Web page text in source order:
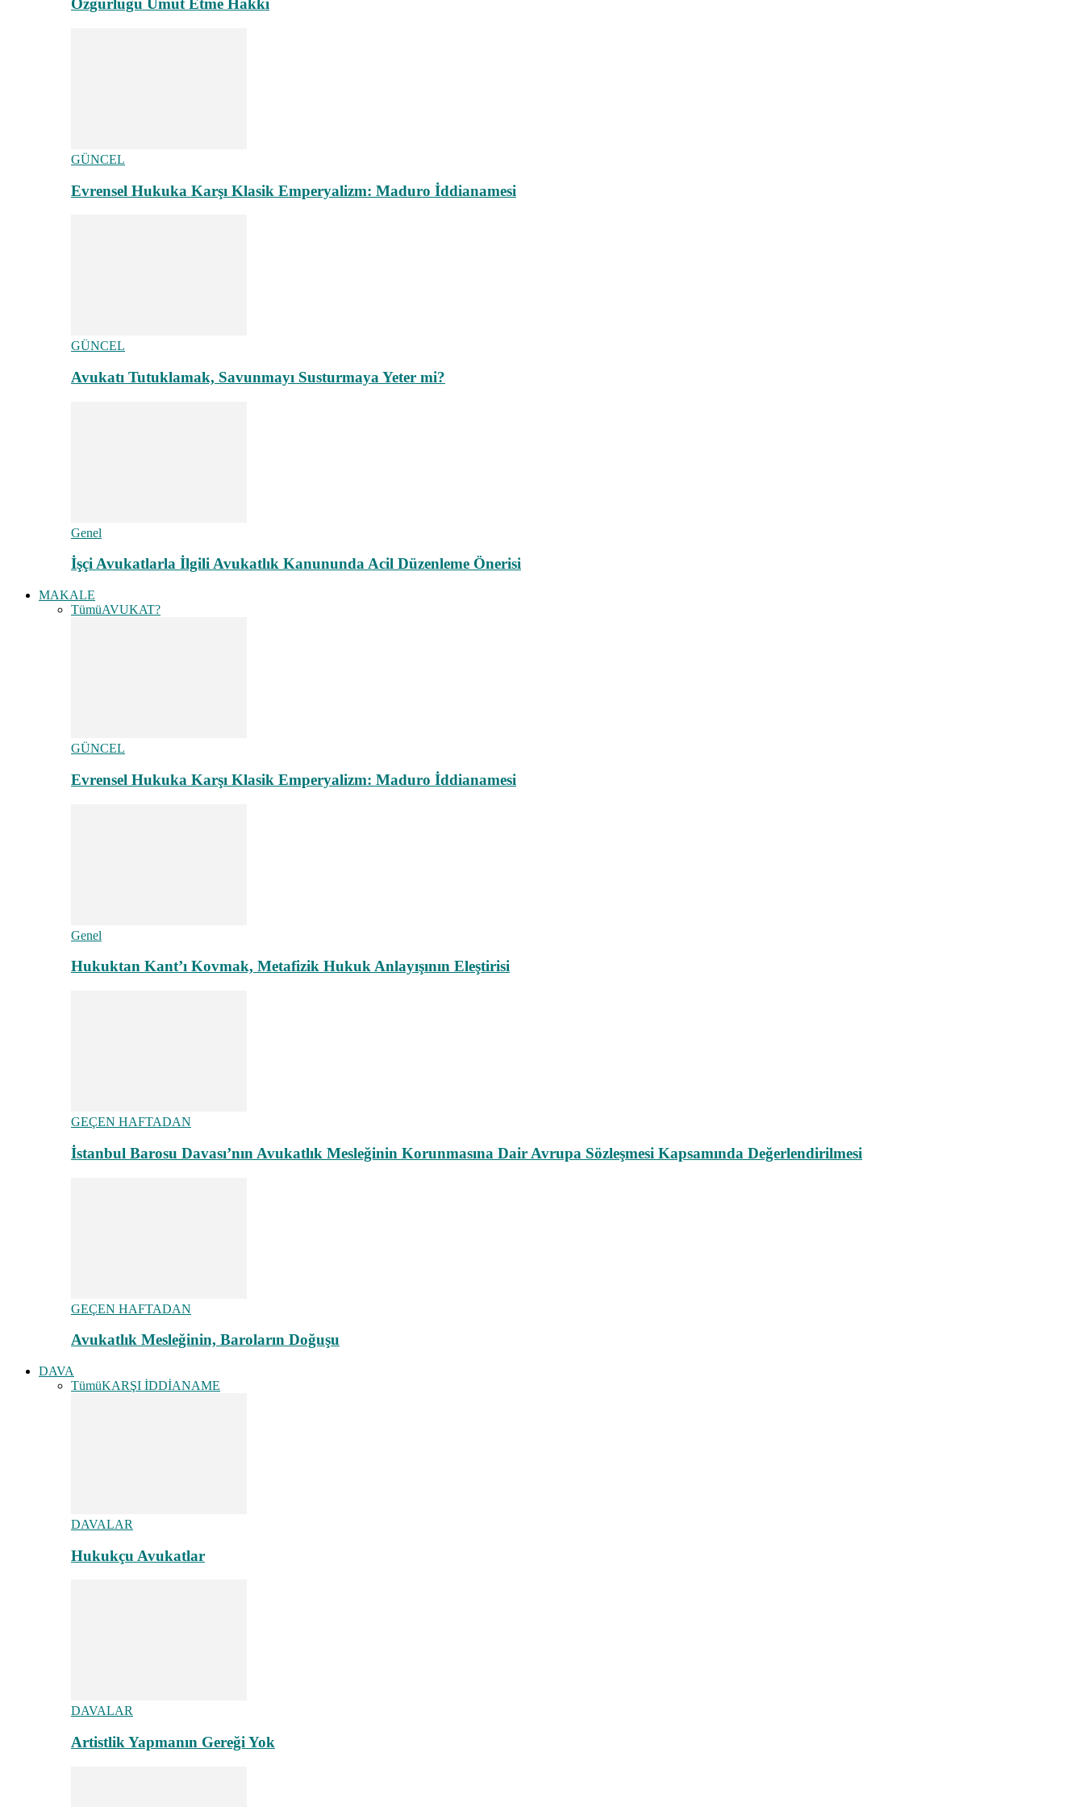
Özgürlüğü Umut Etme Hakkı
GÜNCEL
Evrensel Hukuka Karşı Klasik Emperyalizm: Maduro İddianamesi
GÜNCEL
Avukatı Tutuklamak, Savunmayı Susturmaya Yeter mi?
Genel
İşçi Avukatlarla İlgili Avukatlık Kanununda Acil Düzenleme Önerisi
MAKALE
TümüAVUKAT?
GÜNCEL
Evrensel Hukuka Karşı Klasik Emperyalizm: Maduro İddianamesi
Genel
Hukuktan Kant’ı Kovmak, Metafizik Hukuk Anlayışının Eleştirisi
GEÇEN HAFTADAN
İstanbul Barosu Davası’nın Avukatlık Mesleğinin Korunmasına Dair Avrupa Sözleşmesi Kapsamında Değerlendirilmesi
GEÇEN HAFTADAN
Avukatlık Mesleğinin, Baroların Doğuşu
DAVA
TümüKARŞI İDDİANAME
DAVALAR
Hukukçu Avukatlar
DAVALAR
Artistlik Yapmanın Gereği Yok